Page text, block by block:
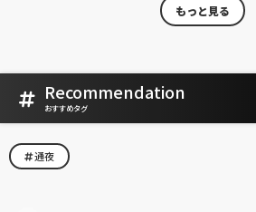
もっと見る
Recommendation
おすすめタグ
通夜